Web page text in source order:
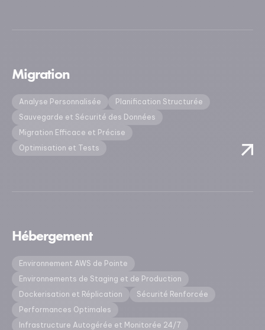
Migration
Analyse Personnalisée
Planification Structurée
Sauvegarde et Sécurité des Données
Migration Efficace et Précise
Optimisation et Tests
Hébergement
Environnement AWS de Pointe
Environnements de Staging et de Production
Dockerisation et Réplication
Sécurité Renforcée
Performances Optimales
Infrastructure Autogérée et Monitorée 24/7